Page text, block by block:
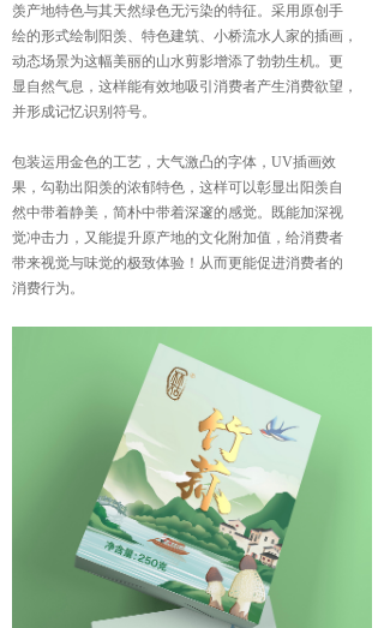
羡产地特色与其天然绿色无污染的特征。采用原创手
绘的形式绘制阳羡、特色建筑、小桥流水人家的插画，
动态场景为这幅美丽的山水剪影增添了勃勃生机。更
显自然气息，这样能有效地吸引消费者产生消费欲望，
并形成记忆识别符号。
包装运用金色的工艺，大气激凸的字体，UV插画效
果，勾勒出阳羡的浓郁特色，这样可以彰显出阳羡自
然中带着静美，简朴中带着深邃的感觉。既能加深视
觉冲击力，又能提升原产地的文化附加值，给消费者
带来视觉与味觉的极致体验！从而更能促进消费者的
消费行为。